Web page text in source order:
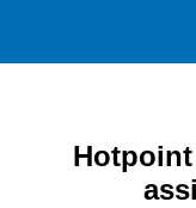
Hotpoint